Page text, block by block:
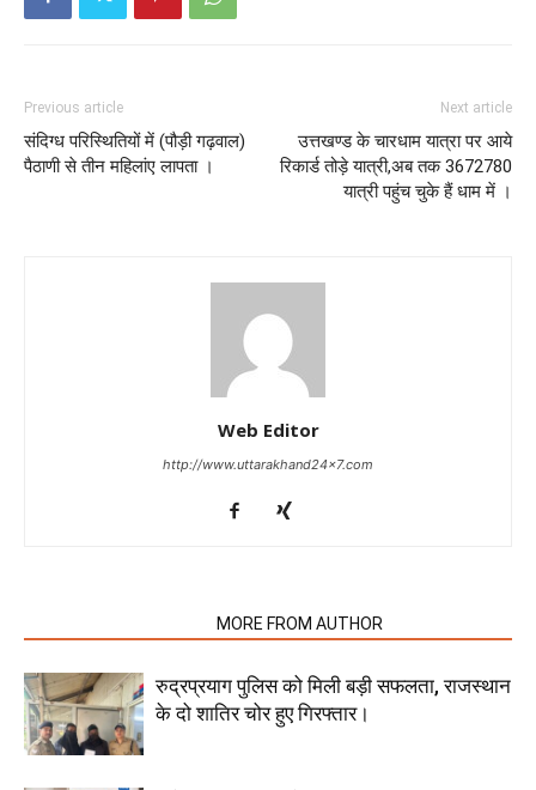
Previous article
संदिग्ध परिस्थितियों में (पौड़ी गढ़वाल)
पैठाणी से तीन महिलांए लापता ।
Next article
उत्तखण्ड के चारधाम यात्रा पर आये
रिकार्ड तोड़े यात्री,अब तक 3672780
यात्री पहुंच चुके हैं धाम में ।
Web Editor
http://www.uttarakhand24x7.com
MORE FROM AUTHOR
रुद्रप्रयाग पुलिस को मिली बड़ी सफलता, राजस्थान
के दो शातिर चोर हुए गिरफ्तार।